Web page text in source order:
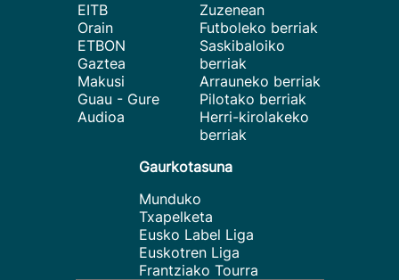
EITB
Orain
ETBON
Gaztea
Makusi
Guau - Gure
Audioa
Zuzenean
Futboleko berriak
Saskibaloiko
berriak
Arrauneko berriak
Pilotako berriak
Herri-kirolakeko
berriak
Gaurkotasuna
Munduko
Txapelketa
Eusko Label Liga
Euskotren Liga
Frantziako Tourra